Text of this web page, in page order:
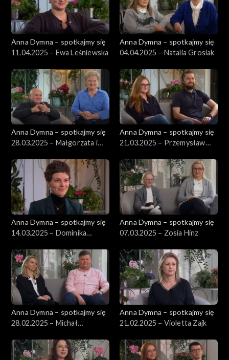
Anna Dymna – spotkajmy się
11.04.2025 – Ewa Leśniewska
Anna Dymna – spotkajmy się
04.04.2025 – Natalia Grosiak
Anna Dymna – spotkajmy się
28.03.2025 – Małgorzata i
Anna Dymna – spotkajmy się
21.03.2025 – Przemysław
Anna Dymna – spotkajmy się
14.03.2025 – Dominika
Anna Dymna – spotkajmy się
07.03.2025 – Zosia Hinz
Anna Dymna – spotkajmy się
28.02.2025 – Michał
Anna Dymna – spotkajmy się
21.02.2025 – Violetta Zajk